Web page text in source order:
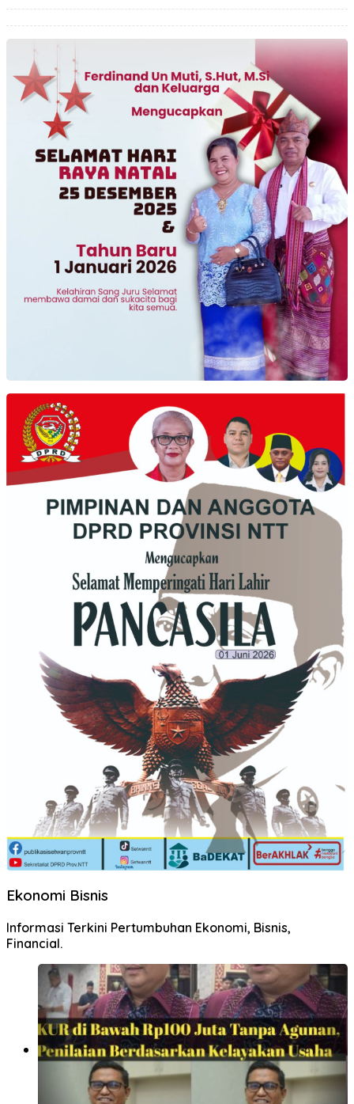
Ekonomi Bisnis
Informasi Terkini Pertumbuhan Ekonomi, Bisnis,
Financial.